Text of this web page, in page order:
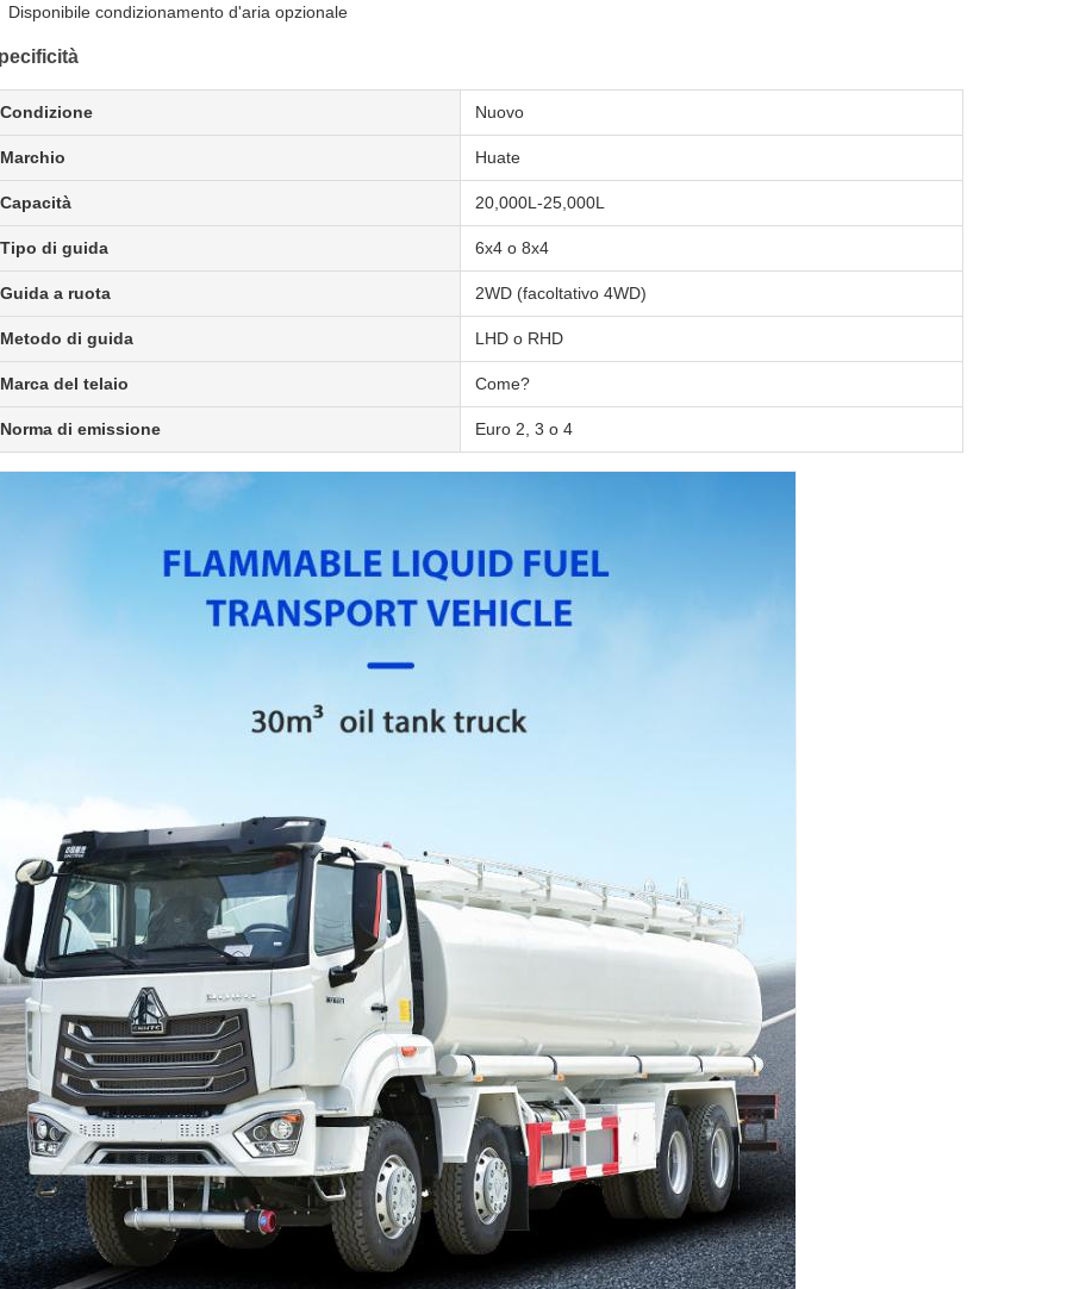
Disponibile condizionamento d'aria opzionale
Condizione Nuovo
Marchio Huate
Capacità 20,000L-25,000L
Tipo di guida 6x4 o 8x4
Guida a ruota 2WD (facoltativo 4WD)
Metodo di guida LHD o RHD
Marca del telaio Come?
Norma di emissione Euro 2, 3 o 4